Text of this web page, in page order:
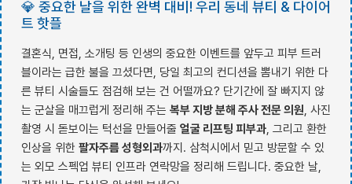
💎 중요한 날을 위한 완벽 대비! 우리 동네 뷰티 & 다이어
트 핫플
결혼식, 면접, 소개팅 등 인생의 중요한 이벤트를 앞두고 피부 트러
블이라는 급한 불을 끄셨다면, 당일 최고의 컨디션을 뽐내기 위한 다
른 뷰티 시술들도 점검해 보는 건 어떨까요? 단기간에 잘 빠지지 않
는 군살을 매끄럽게 정리해 주는 복부 지방 분해 주사 전문 의원, 사진
촬영 시 돋보이는 턱선을 만들어줄 얼굴 리프팅 피부과, 그리고 환한
인상을 위한 팔자주름 성형외과까지. 삼척시에서 믿고 방문할 수 있
는 외모 스펙업 뷰티 인프라 연락망을 정리해 드립니다. 중요한 날,